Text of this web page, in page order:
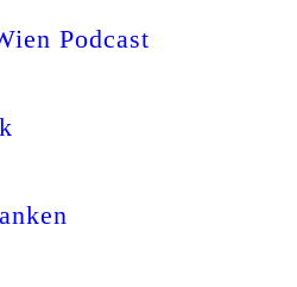
Podcast